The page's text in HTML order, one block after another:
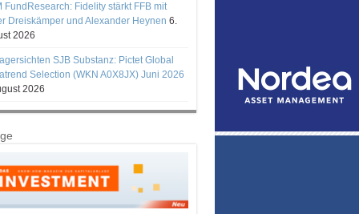
FundResearch: Fidelity stärkt FFB mit
Dreiskämper und Alexander Heynen 6.
2026
SJB Substanz: Pictet Global
Selection (WKN A0X8JX) Juni 2026
2026